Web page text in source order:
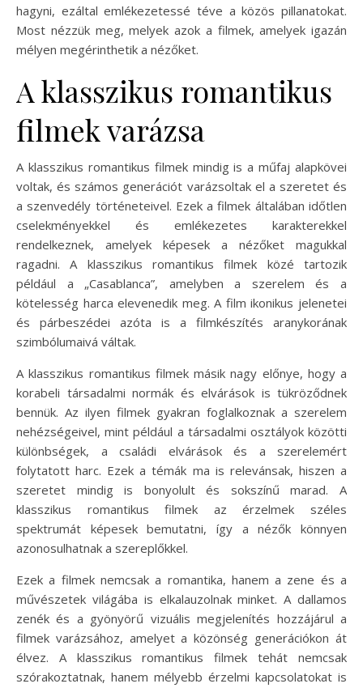
hagyni, ezáltal emlékezetessé téve a közös pillanatokat.
Most nézzük meg, melyek azok a filmek, amelyek igazán
mélyen megérinthetik a nézőket.
A klasszikus romantikus
filmek varázsa
A klasszikus romantikus filmek mindig is a műfaj alapkövei
voltak, és számos generációt varázsoltak el a szeretet és
a szenvedély történeteivel. Ezek a filmek általában időtlen
cselekményekkel és emlékezetes karakterekkel
rendelkeznek, amelyek képesek a nézőket magukkal
ragadni. A klasszikus romantikus filmek közé tartozik
például a „Casablanca”, amelyben a szerelem és a
kötelesség harca elevenedik meg. A film ikonikus jelenetei
és párbeszédei azóta is a filmkészítés aranykorának
szimbólumaivá váltak.
A klasszikus romantikus filmek másik nagy előnye, hogy a
korabeli társadalmi normák és elvárások is tükröződnek
bennük. Az ilyen filmek gyakran foglalkoznak a szerelem
nehézségeivel, mint például a társadalmi osztályok közötti
különbségek, a családi elvárások és a szerelemért
folytatott harc. Ezek a témák ma is relevánsak, hiszen a
szeretet mindig is bonyolult és sokszínű marad. A
klasszikus romantikus filmek az érzelmek széles
spektrumát képesek bemutatni, így a nézők könnyen
azonosulhatnak a szereplőkkel.
Ezek a filmek nemcsak a romantika, hanem a zene és a
művészetek világába is elkalauzolnak minket. A dallamos
zenék és a gyönyörű vizuális megjelenítés hozzájárul a
filmek varázsához, amelyet a közönség generációkon át
élvez. A klasszikus romantikus filmek tehát nemcsak
szórakoztatnak, hanem mélyebb érzelmi kapcsolatokat is